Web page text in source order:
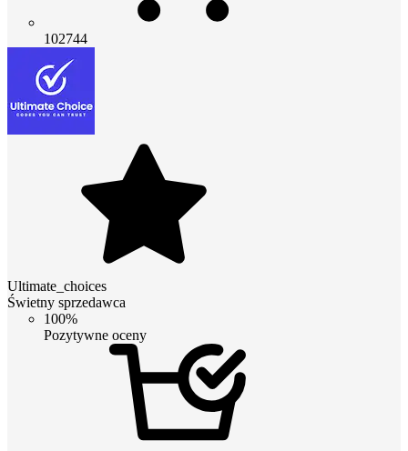
102744
Ultimate_choices
Świetny sprzedawca
100%
Pozytywne oceny